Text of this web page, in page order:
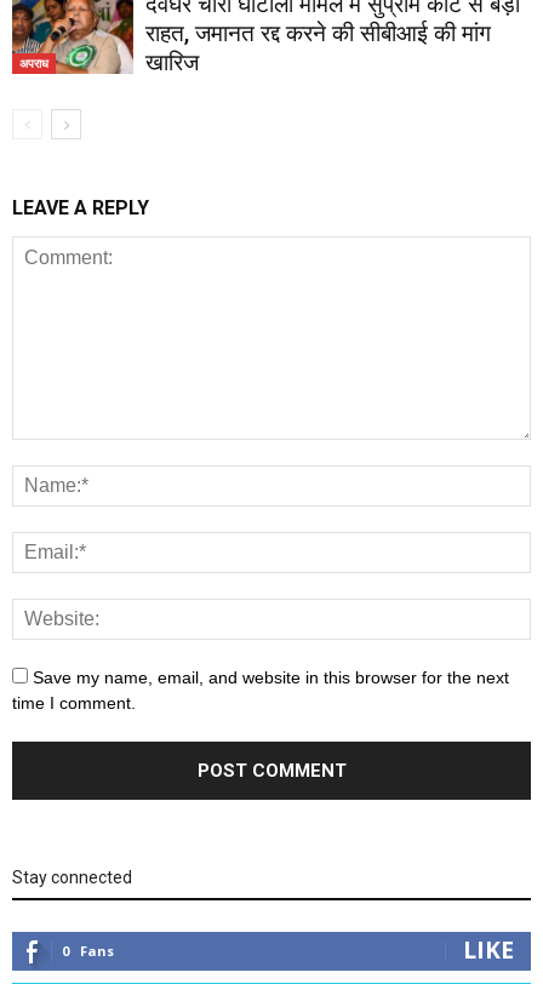
अपराध
राहत, जमानत रद्द करने की सीबीआई की मांग
खारिज
LEAVE A REPLY
Save my name, email, and website in this browser for the next
time I comment.
Stay connected
0 Fans LIKE